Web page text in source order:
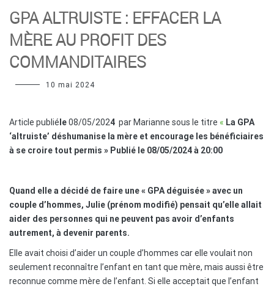
GPA ALTRUISTE : EFFACER LA
MÈRE AU PROFIT DES
COMMANDITAIRES
10 mai 2024
Article publiéle08/05/2024 par Marianne sous le titre « La GPA
‘altruiste’ déshumanise la mère et encourage les bénéficiaires
à se croire tout permis » Publié le 08/05/2024 à 20:00
Quand elle a décidé de faire une « GPA déguisée » avec un
couple d’hommes, Julie (prénom modifié) pensait qu’elle allait
aider des personnes qui ne peuvent pas avoir d’enfants
autrement, à devenir parents.
Elle avait choisi d’aider un couple d’hommes car elle voulait non
seulement reconnaître l’enfant en tant que mère, mais aussi être
reconnue comme mère de l’enfant. Si elle acceptait que l’enfant